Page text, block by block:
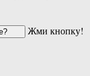
Жми кнопку!